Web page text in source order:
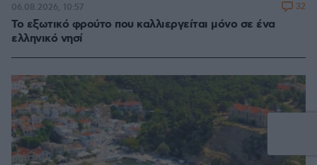
Το εξωτικό φρούτο που καλλιεργείται μόνο σε ένα
ελληνικό νησί
06.08.2026, 10:57 32